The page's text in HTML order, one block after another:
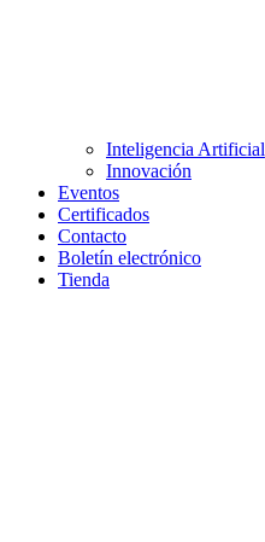
Inteligencia Artificial
Innovación
Eventos
Certificados
Contacto
Boletín electrónico
Tienda